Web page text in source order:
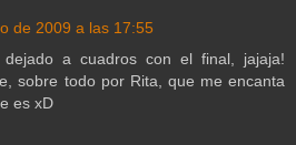
de 2009 a las 17:55
a cuadros con el final, jajaja!
sobre todo por Rita, que me encanta
es xD